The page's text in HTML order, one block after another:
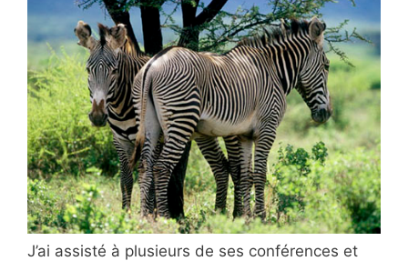
J’ai assisté à plusieurs de ses conférences et